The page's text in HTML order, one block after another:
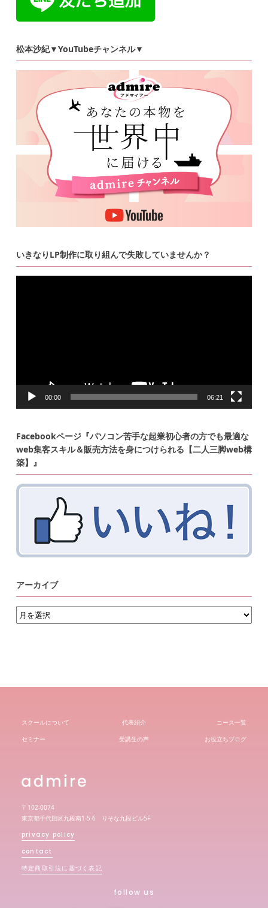
松本沙紀▼YouTubeチャンネル▼
いきなりLP制作に取り組んで失敗していませんか？
動
00:00 06:21
Facebookページ『パソコン苦手な起業初心者の方でも最適な
web集客スキル＆販売方法を身につけられる【二人三脚web構
築】』
アーカイブ
ア
ー
カ
スクールについて 代表紹介
コース一覧
セミナー
受講生の声 お役立ちブログ
〒102-0074
東京都千代田区九段南1-5-6 りそな九段ビル5F
privacy policy
contact
特定商取引法に基づく表記
follow us